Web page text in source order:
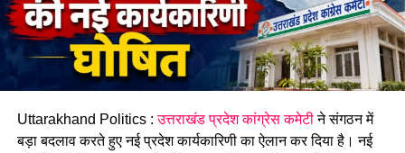
Uttarakhand Politics :उत्तराखंड प्रदेश कांग्रेस कमेटीने संगठन में
बड़ा बदलाव करते हुए नई प्रदेश कार्यकारिणी का ऐलान कर दिया है। नई